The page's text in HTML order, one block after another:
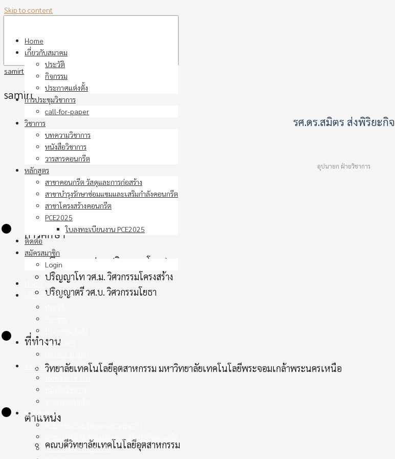
Skip to content
Home
เกี่ยวกับสมาคม
ประวัติ
กิจกรรม
ประกาศแต่งตั้ง
การประชุมวิชาการ
call-for-paper
วิชาการ
บทความวิชาการ
หนังสือวิชาการ
วารสารคอนกรีต
หลักสูตร
สาขาคอนกรีต วัสดุและการก่อสร้าง
สาขาบำรุงรักษาซ่อมแซมและเสริมกำลังคอนกรีต
สาขาโครงสร้างคอนกรีต
PCE2025
ใบลงทะเบียนงาน PCE2025
ติดต่อ
สมัครสมาชิก
Login
เกี่ยวกับสมาคม
การประชุมวิชาการ
วิชาการ
หลักสูตร
สาขาคอนกรีต วัสดุและการก่อสร้าง
สาขาบำรุงรักษาซ่อมแซมและเสริมกำลังคอนกรีต
สาขาโครงสร้างคอนกรีต
samirt
samirt
รศ.ดร.สมิตร ส่งพิริยะกิจ
อุปนายก ฝ่ายวิชาการ
การศึกษา
ปริญญาเอก ปร.ด. (วิศวกรรมโยธา)
ปริญญาโท วศ.ม. วิศวกรรมโครงสร้าง
ปริญญาตรี วศ.บ. วิศวกรรมโยธา
ที่ทำงาน
วิทยาลัยเทคโนโลยีอุตสาหกรรม มหาวิทยาลัยเทคโนโลยีพระจอมเกล้าพระนครเหนือ
ตำแหน่ง
คณบดีวิทยาลัยเทคโนโลยีอุตสาหกรรม